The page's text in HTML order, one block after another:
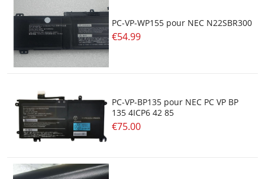
PC-VP-WP155 pour NEC N22SBR300
€54.99
PC-VP-BP135 pour NEC PC VP BP
135 4ICP6 42 85
€75.00